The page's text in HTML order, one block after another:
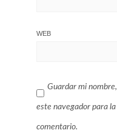
WEB
Guardar mi
este navegador para
comentario.